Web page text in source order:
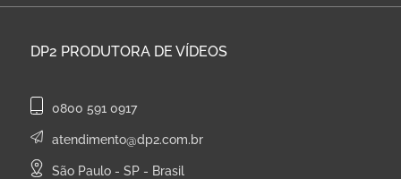
DP2 PRODUTORA DE VÍDEOS
0800 591 0917
atendimento@dp2.com.br
São Paulo - SP - Brasil